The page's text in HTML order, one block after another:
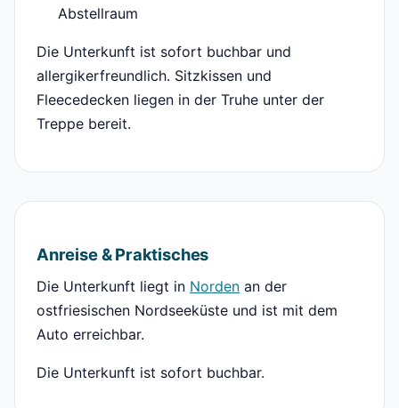
Abstellraum
Die Unterkunft ist sofort buchbar und
allergikerfreundlich. Sitzkissen und
Fleecedecken liegen in der Truhe unter der
Treppe bereit.
Anreise & Praktisches
Die Unterkunft liegt in Norden an der
ostfriesischen Nordseeküste und ist mit dem
Auto erreichbar.
Die Unterkunft ist sofort buchbar.